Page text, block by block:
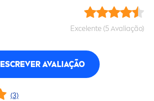
Excelente (5 Avaliação)
ESCREVER AVALIAÇÃO
(3)